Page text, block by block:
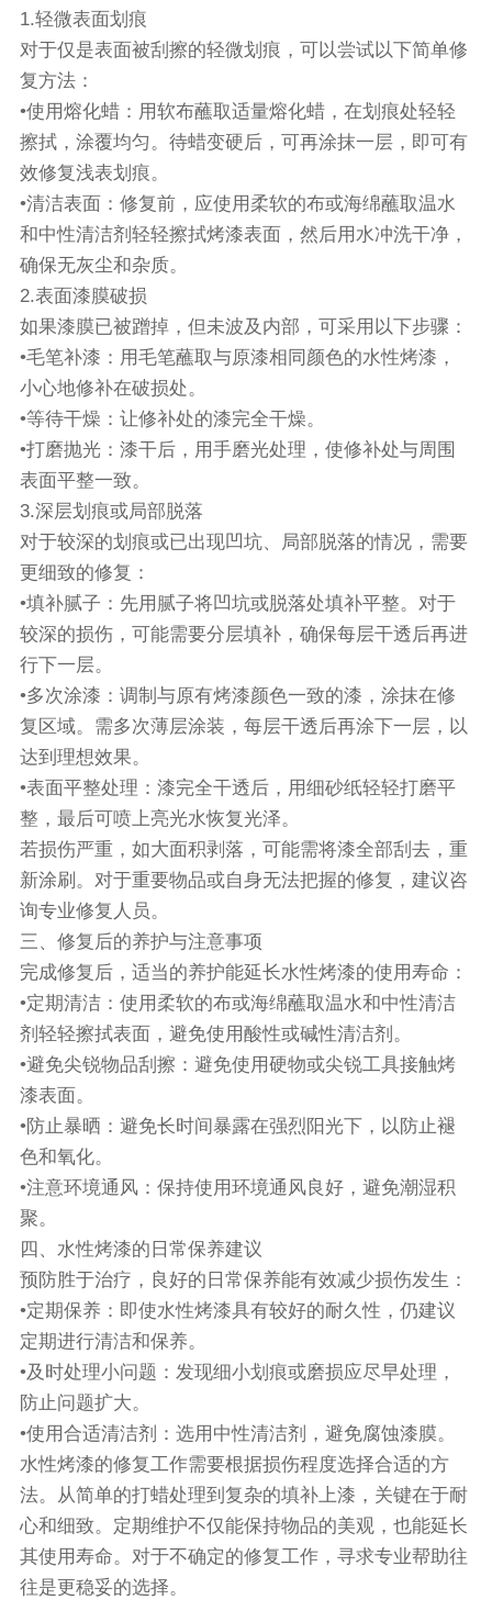
1.轻微表面划痕
对于仅是表面被刮擦的轻微划痕，可以尝试以下简单修
复方法：
•使用熔化蜡：用软布蘸取适量熔化蜡，在划痕处轻轻
擦拭，涂覆均匀。待蜡变硬后，可再涂抹一层，即可有
效修复浅表划痕。
•清洁表面：修复前，应使用柔软的布或海绵蘸取温水
和中性清洁剂轻轻擦拭烤漆表面，然后用水冲洗干净，
确保无灰尘和杂质。
2.表面漆膜破损
如果漆膜已被蹭掉，但未波及内部，可采用以下步骤：
•毛笔补漆：用毛笔蘸取与原漆相同颜色的水性烤漆，
小心地修补在破损处。
•等待干燥：让修补处的漆完全干燥。
•打磨抛光：漆干后，用手磨光处理，使修补处与周围
表面平整一致。
3.深层划痕或局部脱落
对于较深的划痕或已出现凹坑、局部脱落的情况，需要
更细致的修复：
•填补腻子：先用腻子将凹坑或脱落处填补平整。对于
较深的损伤，可能需要分层填补，确保每层干透后再进
行下一层。
•多次涂漆：调制与原有烤漆颜色一致的漆，涂抹在修
复区域。需多次薄层涂装，每层干透后再涂下一层，以
达到理想效果。
•表面平整处理：漆完全干透后，用细砂纸轻轻打磨平
整，最后可喷上亮光水恢复光泽。
若损伤严重，如大面积剥落，可能需将漆全部刮去，重
新涂刷。对于重要物品或自身无法把握的修复，建议咨
询专业修复人员。
三、修复后的养护与注意事项
完成修复后，适当的养护能延长水性烤漆的使用寿命：
•定期清洁：使用柔软的布或海绵蘸取温水和中性清洁
剂轻轻擦拭表面，避免使用酸性或碱性清洁剂。
•避免尖锐物品刮擦：避免使用硬物或尖锐工具接触烤
漆表面。
•防止暴晒：避免长时间暴露在强烈阳光下，以防止褪
色和氧化。
•注意环境通风：保持使用环境通风良好，避免潮湿积
聚。
四、水性烤漆的日常保养建议
预防胜于治疗，良好的日常保养能有效减少损伤发生：
•定期保养：即使水性烤漆具有较好的耐久性，仍建议
定期进行清洁和保养。
•及时处理小问题：发现细小划痕或磨损应尽早处理，
防止问题扩大。
•使用合适清洁剂：选用中性清洁剂，避免腐蚀漆膜。
水性烤漆的修复工作需要根据损伤程度选择合适的方
法。从简单的打蜡处理到复杂的填补上漆，关键在于耐
心和细致。定期维护不仅能保持物品的美观，也能延长
其使用寿命。对于不确定的修复工作，寻求专业帮助往
往是更稳妥的选择。